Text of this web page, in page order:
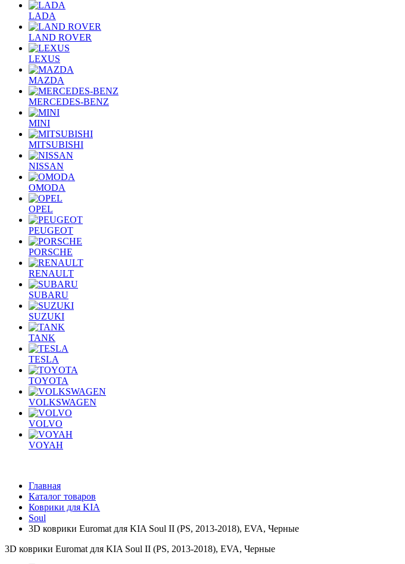
LADA
LAND ROVER
LEXUS
MAZDA
MERCEDES-BENZ
MINI
MITSUBISHI
NISSAN
OMODA
OPEL
PEUGEOT
PORSCHE
RENAULT
SUBARU
SUZUKI
TANK
TESLA
TOYOTA
VOLKSWAGEN
VOLVO
VOYAH
Главная
Каталог товаров
Коврики для KIA
Soul
3D коврики Euromat для KIA Soul II (PS, 2013-2018), EVA, Черные
3D коврики Euromat для KIA Soul II (PS, 2013-2018), EVA, Черные